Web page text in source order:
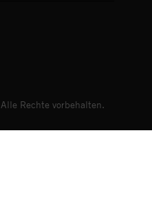
Rechte vorbehalten.